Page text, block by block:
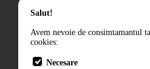
Cum comand
Livrare
Salut!
Avem nevoie de consimtamantul
cookies:
Necesare